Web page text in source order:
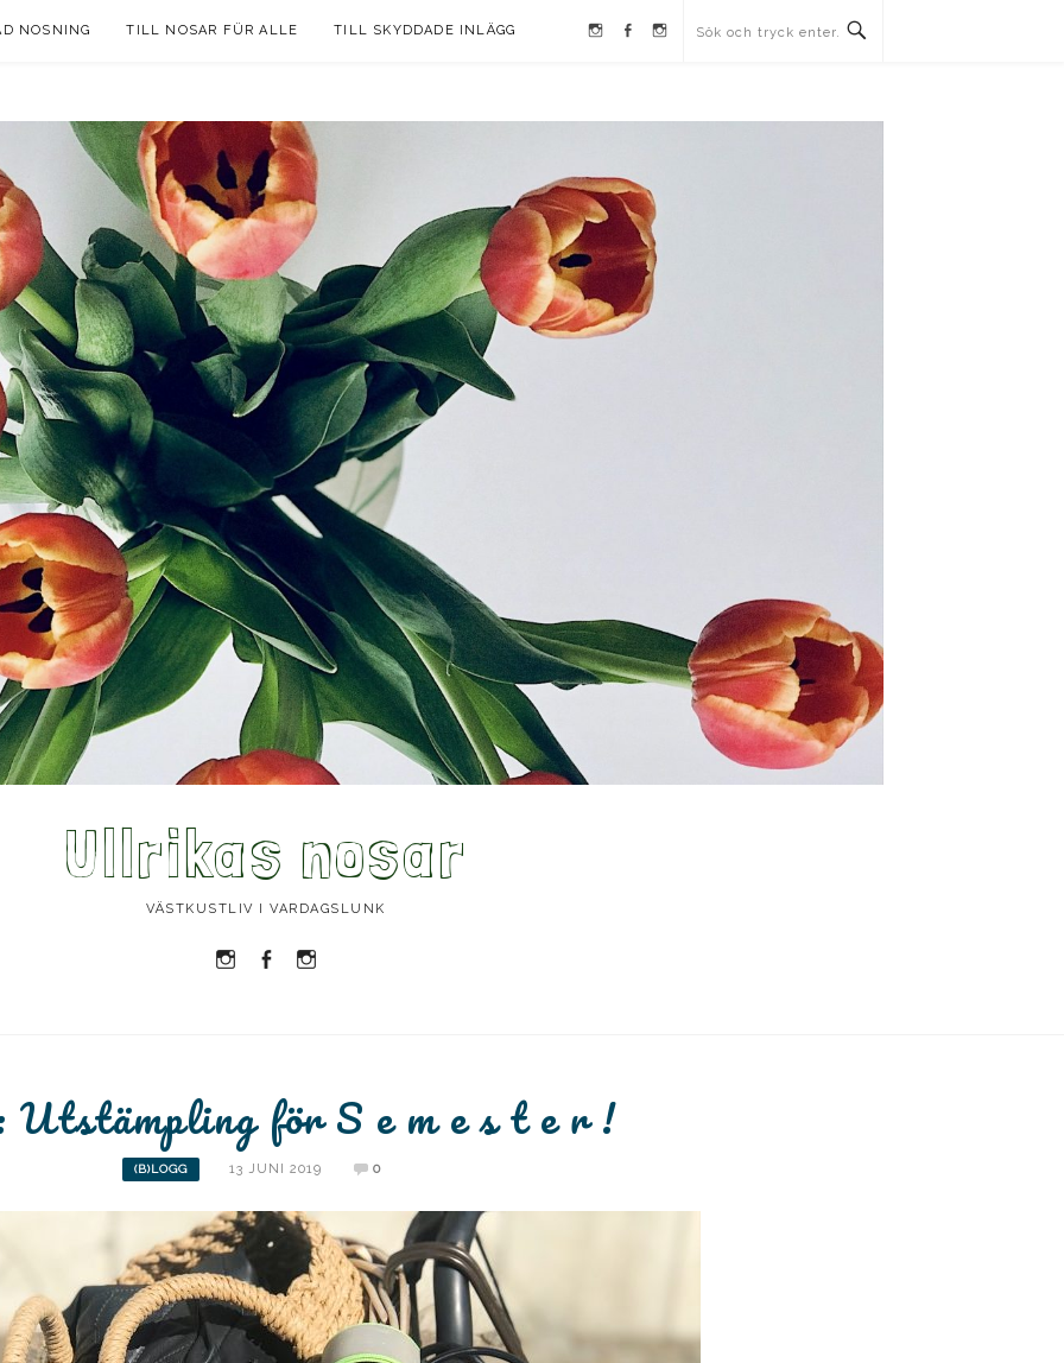
NOSNING TILL NOSAR FÜR ALLE TILL SKYDDADE INLÄGG Instagram
Facebook
Instagram
Ullrikas nosar
VÄSTKUSTLIV I VARDAGSLUNK
Instagram
Facebook
Utstämpling för S e m e s t e r !
(B)LOGG 13 JUNI 2019 0